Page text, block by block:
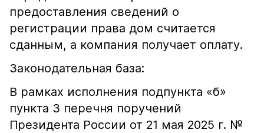
предоставления сведений о
регистрации права дом считается
сданным, а компания получает оплату.
Законодательная база:
В рамках исполнения подпункта «б»
пункта 3 перечня поручений
Президента России от 21 мая 2025 г. №